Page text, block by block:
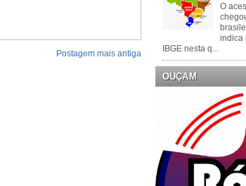
Postagem mais antiga
O
indica
IBGE nesta q...
OUÇAM